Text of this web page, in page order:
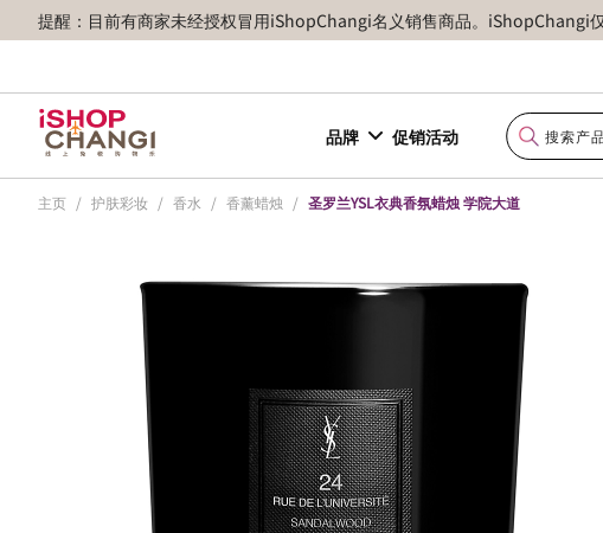
提醒：目前有商家未经授权冒用iShopChangi名义销售商品。iShopChangi
品牌 促销活动
主页 / 护肤彩妆 / 香水 / 香薰蜡烛 / 圣罗兰YSL衣典香氛蜡烛 学院大道